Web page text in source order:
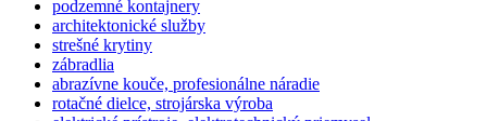
podzemné kontajnery
architektonické služby
strešné krytiny
zábradlia
abrazívne kouče, profesionálne náradie
rotačné dielce, strojárska výroba